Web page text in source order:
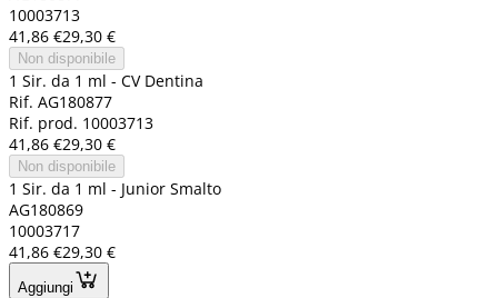
10003713
41,86 €29,30 €
Non disponibile
1 Sir. da 1 ml - CV Dentina
Rif. AG180877
Rif. prod. 10003713
41,86 €29,30 €
Non disponibile
1 Sir. da 1 ml - Junior Smalto
AG180869
10003717
41,86 €29,30 €
Aggiungi